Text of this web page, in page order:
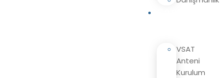
VSAT
Anteni
Kurulum